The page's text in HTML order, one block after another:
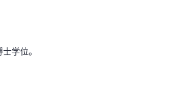
学位。